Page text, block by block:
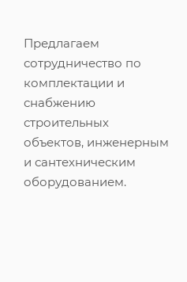
Предлагаем
сотрудничество по
комплектации и
снабжению
строительных
объектов, инженерным
и сантехническим
оборудованием.